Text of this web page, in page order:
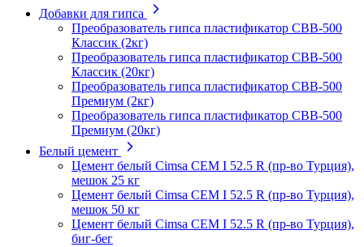
Добавки для гипса
Преобразователь гипса пластификатор СВВ-500
Классик (2кг)
Преобразователь гипса пластификатор СВВ-500
Классик (20кг)
Преобразователь гипса пластификатор СВВ-500
Премиум (2кг)
Преобразователь гипса пластификатор СВВ-500
Премиум (20кг)
Белый цемент
Цемент белый Cimsa CEM I 52.5 R (пр-во Турция),
мешок 25 кг
Цемент белый Cimsa CEM I 52.5 R (пр-во Турция),
мешок 50 кг
Цемент белый Cimsa CEM I 52.5 R (пр-во Турция),
биг-бег